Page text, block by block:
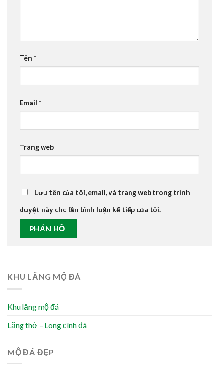
Tên *
Email *
Trang web
Lưu tên của tôi, email, và trang web trong trình
duyệt này cho lần bình luận kế tiếp của tôi.
KHU LĂNG MỘ ĐÁ
Khu lăng mộ đá
Lăng thờ – Long đình đá
MỘ ĐÁ ĐẸP